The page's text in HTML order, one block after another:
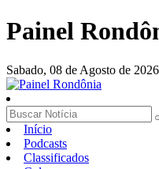
Painel
Sabado, 08 de Agosto de 2026
Início
Podcasts
Classificados